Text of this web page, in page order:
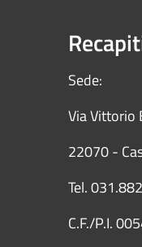
Sede:
Via Vittorio
22070 -
Tel.
C.F./P.I.